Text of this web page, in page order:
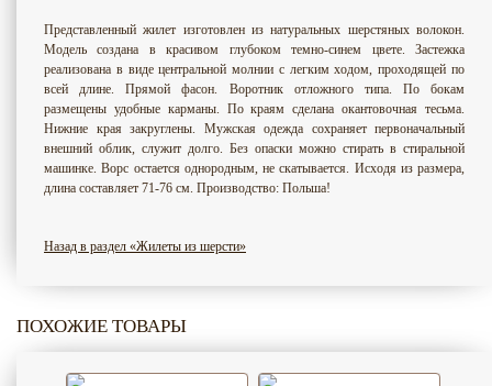
Представленный жилет изготовлен из натуральных шерстяных волокон.
Модель создана в красивом глубоком темно-синем цвете. Застежка
реализована в виде центральной молнии с легким ходом, проходящей по
всей длине. Прямой фасон. Воротник отложного типа. По бокам
размещены удобные карманы. По краям сделана окантовочная тесьма.
Нижние края закруглены. Мужская одежда сохраняет первоначальный
внешний облик, служит долго. Без опаски можно стирать в стиральной
машинке. Ворс остается однородным, не скатывается. Исходя из размера,
длина составляет 71-76 см. Производство: Польша!
Назад в раздел «Жилеты из шерсти»
ПОХОЖИЕ ТОВАРЫ